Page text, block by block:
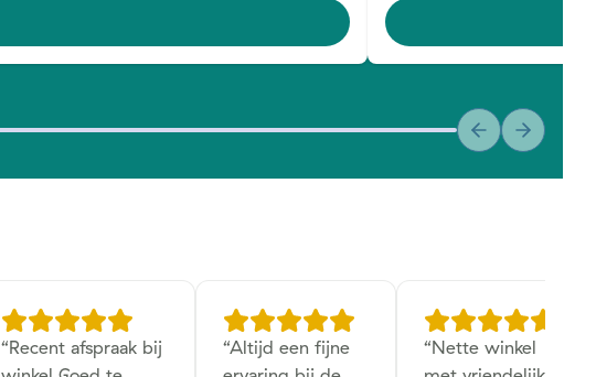
“Recent afspraak bij
“Altijd een fijne
“Nette winkel